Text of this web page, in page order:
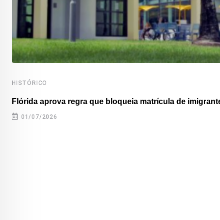
HISTÓRICO
Flórida aprova regra que bloqueia matrícula de
01/07/2026